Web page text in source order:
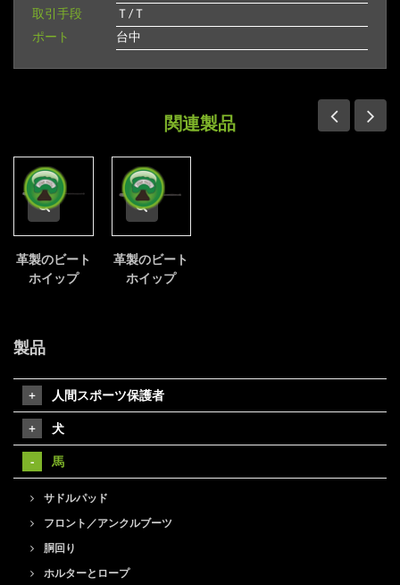
取引手段
Ｔ/Ｔ
ポート
台中
関連製品
革製のビート
ホイップ
革製のビート
ホイップ
製品
人間スポーツ保護者
犬
馬
サドルパッド
フロント／アンクルブーツ
胴回り
ホルターとロープ